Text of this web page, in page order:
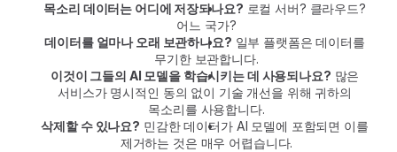
목소리 데이터는 어디에 저장되나요? 로컬 서버? 클라우드?
어느 국가?
데이터를 얼마나 오래 보관하나요? 일부 플랫폼은 데이터를
무기한 보관합니다.
이것이 그들의 AI 모델을 학습시키는 데 사용되나요? 많은
서비스가 명시적인 동의 없이 기술 개선을 위해 귀하의
목소리를 사용합니다.
삭제할 수 있나요? 민감한 데이터가 AI 모델에 포함되면 이를
제거하는 것은 매우 어렵습니다.